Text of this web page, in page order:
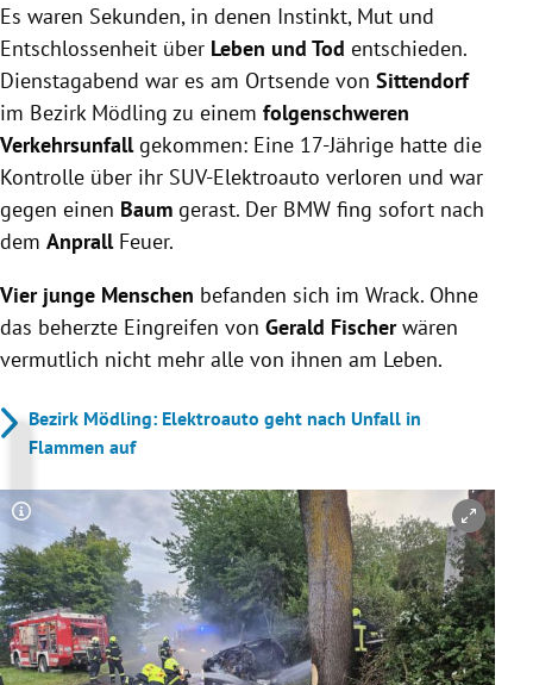
Untermenü
Es waren Sekunden, in denen Instinkt, Mut und
Entschlossenheit über Leben und Tod entschieden.
Dienstagabend war es am Ortsende von Sittendorf
im Bezirk Mödling zu einem folgenschweren
Verkehrsunfallgekommen: Eine 17-Jährige hatte die
Kontrolle über ihr SUV-Elektroauto verloren und war
gegen einen Baum gerast. Der BMW fing sofort nach
dem AnprallFeuer.
Vier junge Menschen befanden sich im Wrack. Ohne
das beherzte Eingreifen von Gerald Fischerwären
vermutlich nicht mehr alle von ihnen am Leben.
Bezirk Mödling: Elektroauto geht nach Unfall in
Flammen auf
Copyright-Hinweis öffnen/schließen